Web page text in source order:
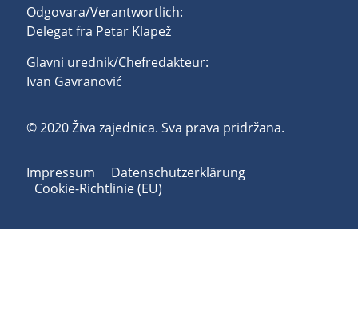
Odgovara/Verantwortlich:
Delegat fra Petar Klapež
Glavni urednik/Chefredakteur:
Ivan Gavranović
© 2020 Živa zajednica. Sva prava pridržana.
Impressum
Datenschutzerklärung
Cookie-Richtlinie (EU)